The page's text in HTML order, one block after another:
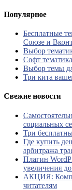
Популярное
Бесплатные
Союзе и
Выбор
Софт
Выбор темы
Три кита
Свежие новости
социальных
Три
Где купить
арбитража
Плагин
увеличения
АКЦИЯ:
читателям